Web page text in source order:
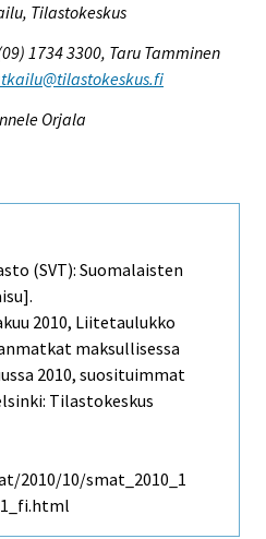
Tilastokeskus
1734 3300, Taru Tamminen
Orjala
(SVT): Suomalaisten
2010, Liitetaulukko
maksullisessa
2010, suosituimmat
Tilastokeskus
10/smat_2010_1